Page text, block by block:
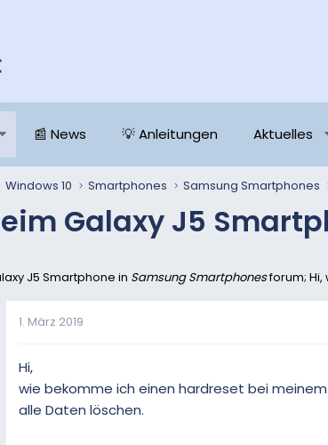
📰 News 💡 Anleitungen Aktuelles
Windows 10 Smartphones Samsung Smartphones
Galaxy J5
J5 Smartphone in Samsung Smartphonesforum; Hi,
1. März 2019
Hi,
wie bekomme ich einen hardreset bei
alle Daten löschen.